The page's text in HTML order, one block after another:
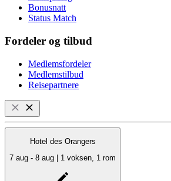
Bonusnatt
Status Match
Fordeler og tilbud
Medlemsfordeler
Medlemstilbud
Reisepartnere
Hotel des Orangers
7 aug - 8 aug | 1 voksen, 1 rom